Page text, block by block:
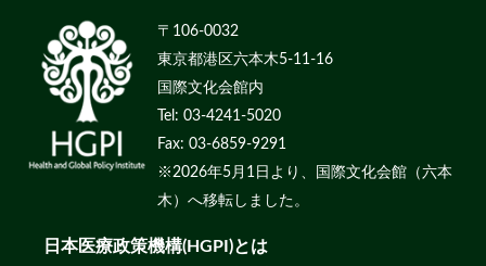
〒106-0032
東京都港区六本木5-11-16
国際文化会館内
Tel: 03-4241-5020
Fax: 03-6859-9291
※2026年5月1日より、国際文化会館（六本
木）へ移転しました。
日本医療政策機構(HGPI)とは